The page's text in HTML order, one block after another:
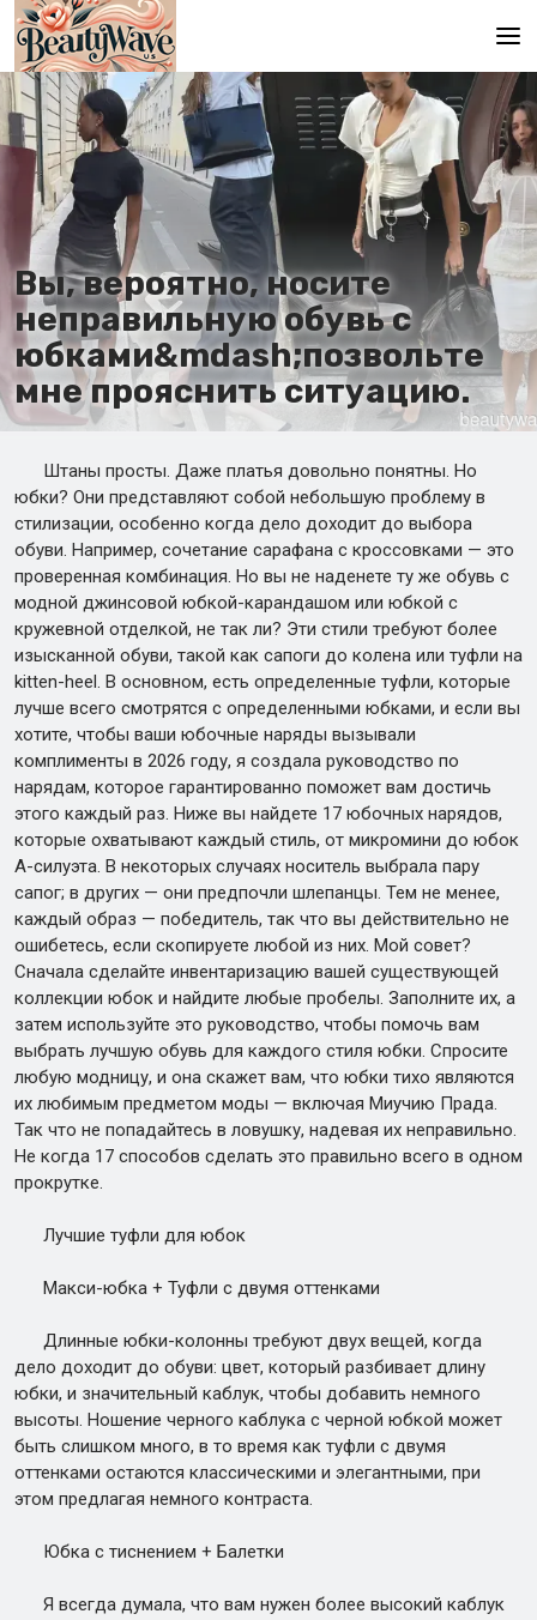
Главная
En
Es
Ru
Вы, вероятно, носите
неправильную обувь с
юбками&mdash;позвольте
мне прояснить ситуацию.
Штаны просты. Даже платья довольно понятны. Но
юбки? Они представляют собой небольшую проблему в
стилизации, особенно когда дело доходит до выбора
обуви. Например, сочетание сарафана с кроссовками — это
проверенная комбинация. Но вы не наденете ту же обувь с
модной джинсовой юбкой-карандашом или юбкой с
кружевной отделкой, не так ли? Эти стили требуют более
изысканной обуви, такой как сапоги до колена или туфли на
kitten-heel. В основном, есть определенные туфли, которые
лучше всего смотрятся с определенными юбками, и если вы
хотите, чтобы ваши юбочные наряды вызывали
комплименты в 2026 году, я создала руководство по
нарядам, которое гарантированно поможет вам достичь
этого каждый раз. Ниже вы найдете 17 юбочных нарядов,
которые охватывают каждый стиль, от микромини до юбок
А-силуэта. В некоторых случаях носитель выбрала пару
сапог; в других — они предпочли шлепанцы. Тем не менее,
каждый образ — победитель, так что вы действительно не
ошибетесь, если скопируете любой из них. Мой совет?
Сначала сделайте инвентаризацию вашей существующей
коллекции юбок и найдите любые пробелы. Заполните их, а
затем используйте это руководство, чтобы помочь вам
выбрать лучшую обувь для каждого стиля юбки. Спросите
любую модницу, и она скажет вам, что юбки тихо являются
их любимым предметом моды — включая Миучию Прада.
Так что не попадайтесь в ловушку, надевая их неправильно.
Не когда 17 способов сделать это правильно всего в одном
прокрутке.
Лучшие туфли для юбок
Макси-юбка + Туфли с двумя оттенками
Длинные юбки-колонны требуют двух вещей, когда
дело доходит до обуви: цвет, который разбивает длину
юбки, и значительный каблук, чтобы добавить немного
высоты. Ношение черного каблука с черной юбкой может
быть слишком много, в то время как туфли с двумя
оттенками остаются классическими и элегантными, при
этом предлагая немного контраста.
Юбка с тиснением + Балетки
Я всегда думала, что вам нужен более высокий каблук